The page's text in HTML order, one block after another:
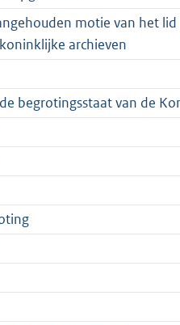
motie van het
archieven
begrotingsstaat van de